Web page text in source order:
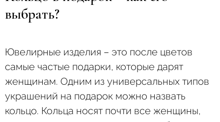
выбрать?
Ювелирные изделия – это после цветов
самые частые подарки, которые дарят
женщинам. Одним из универсальных типов
украшений на подарок можно назвать
кольцо. Кольца носят почти все женщины,